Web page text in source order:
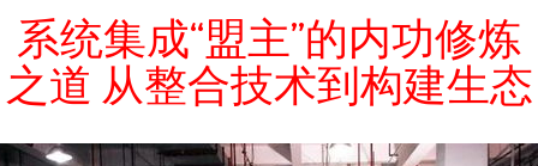
系统集成“盟主”的内功修炼
之道 从整合技术到构建生态